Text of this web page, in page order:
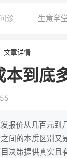
诊 生意学
文章详情
本到底
报价从几百元到
间的本质区别又
决策提供真实且
200 万
这家女装连锁如
零售？
查看详情